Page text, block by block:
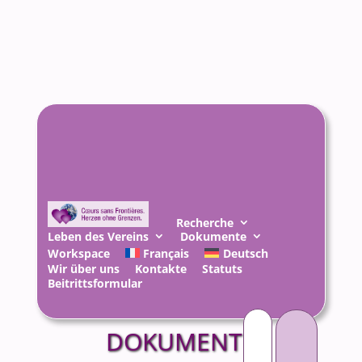
Recherche
Leben des Vereins
Dokumente
Workspace
Français
Deutsch
Wir über uns
Kontakte
Statuts
Beitrittsformular
Suchen
nach:
DOKUMENTE